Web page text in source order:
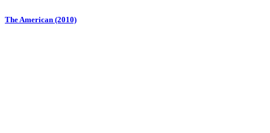
The American (2010)